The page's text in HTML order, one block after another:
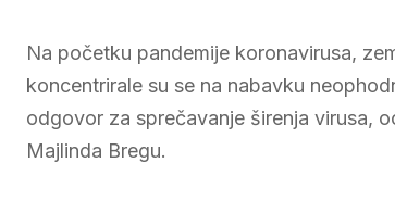
Na početku pandemije koronavirusa,
koncentrirale su se na nabavku
odgovor za sprečavanje širenja virusa,
Majlinda Bregu.